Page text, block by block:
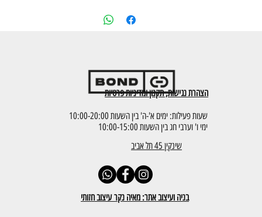
הצהרת נגישות, תקנון ומדיניות פרטיות
בניה ועיצוב אתר: מאיה נקר עיצוב חזותי
שעות פעילות: ימים א'-ה' בין השעות 10:00-20:00
ימי ו' וערבי חג בין השעות 10:00-15:00
שינקין 45 תל אביב